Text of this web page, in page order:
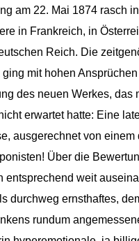
am 22. Mai 1874 rasch
in Frankreich, in
Reich. Die
ging mit hohen
des neuen Werkes, das
erwartet hatte: Eine
ausgerechnet von einem
Über die
entsprechend weit
durchweg ernsthaftes,
rundum